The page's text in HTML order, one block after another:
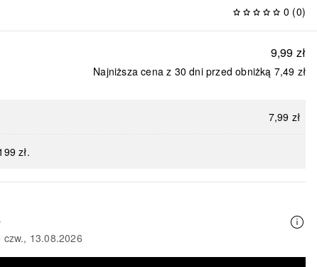
0 (0)
9,99 zł
Najniższa cena z 30 dni przed obniżką 7,49 zł
7,99 zł
zł.
13.08.2026